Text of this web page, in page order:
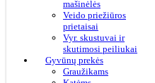
mašinėlės
Veido priežiūros
prietaisai
Vyr. skustuvai ir
skutimosi peiliukai
Gyvūnų prekės
Graužikams